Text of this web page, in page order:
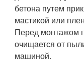
бетона путем
мастикой или
Перед монтажом
очищается от
машиной.